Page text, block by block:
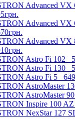
Advanced VX
Advanced
Advanced
Astro Fi 102
Astro Fi 130
Astro Fi 5
AstroMaster
AstroMaster
Inspire 100
NexStar 127